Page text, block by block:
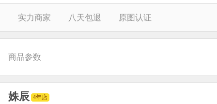
实力商家 八天包退 原图认证
商品参数
姝辰 4年店